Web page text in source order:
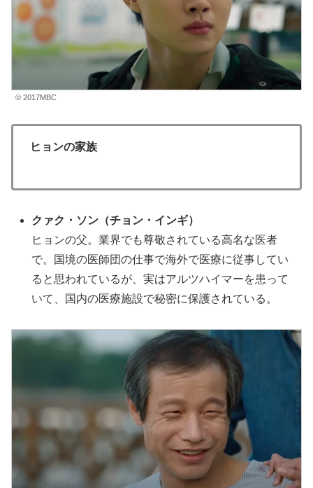
© 2017MBC
ヒョンの家族
クァク・ソン （チョン・インギ）
ヒョンの父。業界でも尊敬されている高名な医者
で。国境の医師団の仕事で海外で医療に従事してい
ると思われているが、実はアルツハイマーを患って
いて、国内の医療施設で秘密に保護されている。